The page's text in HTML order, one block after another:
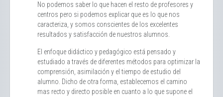
No podemos saber lo que hacen el resto de profesores y
centros pero si podemos explicar que es lo que nos
caracteriza, y somos conscientes de los excelentes
resultados y satisfacción de nuestros alumnos.
El enfoque didáctico y pedagógico está pensado y
estudiado a través de diferentes métodos para optimizar la
comprensión, asimilación y el tiempo de estudio del
alumno. Dicho de otra forma, establecemos el camino
mas recto y directo posible en cuanto a lo que supone el